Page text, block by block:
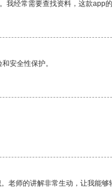
经常需要查找资料，这款app
安全性保护。
老师的讲解非常生动，让我能够